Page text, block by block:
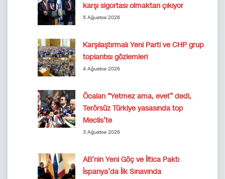
karşı sigortası olmaktan çıkıyor
5 Ağustos 2026
Karşılaştırmalı Yeni Parti ve CHP grup
toplantısı gözlemleri
4 Ağustos 2026
Öcalan “Yetmez ama, evet” dedi,
Terörsüz Türkiye yasasında top
Meclis’te
3 Ağustos 2026
AB’nin Yeni Göç ve İltica Paktı
İspanya’da İlk Sınavında